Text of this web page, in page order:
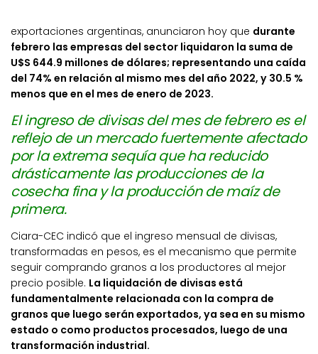
exportaciones argentinas, anunciaron hoy que durante
febrero las empresas del sector liquidaron la suma de
U$S 644.9 millones de dólares; representando una caída
del 74% en relación al mismo mes del año 2022, y 30.5 %
menos que en el mes de enero de 2023.
El ingreso de divisas del mes de febrero es el
reflejo de un mercado fuertemente afectado
por la extrema sequía que ha reducido
drásticamente las producciones de la
cosecha fina y la producción de maíz de
primera.
Ciara-CEC indicó que el ingreso mensual de divisas,
transformadas en pesos, es el mecanismo que permite
seguir comprando granos a los productores al mejor
precio posible. La liquidación de divisas está
fundamentalmente relacionada con la compra de
granos que luego serán exportados, ya sea en su mismo
estado o como productos procesados, luego de una
transformación industrial.